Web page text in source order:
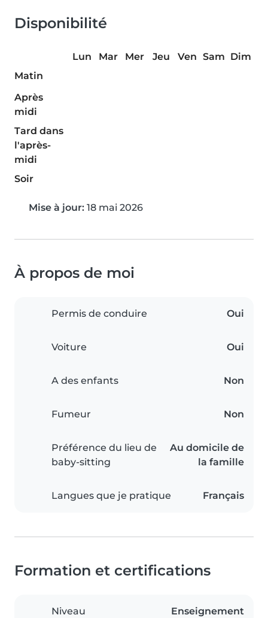
Disponibilité
Lun Mar Mer Jeu Ven Sam Dim
Matin
Après
midi
Tard dans
l'après-
midi
Soir
Mise à jour: 18 mai 2026
À propos de moi
Permis de conduire Oui
Voiture Oui
A des enfants Non
Fumeur Non
Préférence du lieu de
baby-sitting
Au domicile de
la famille
Langues que je pratique Français
Formation et certifications
Niveau
Enseignement